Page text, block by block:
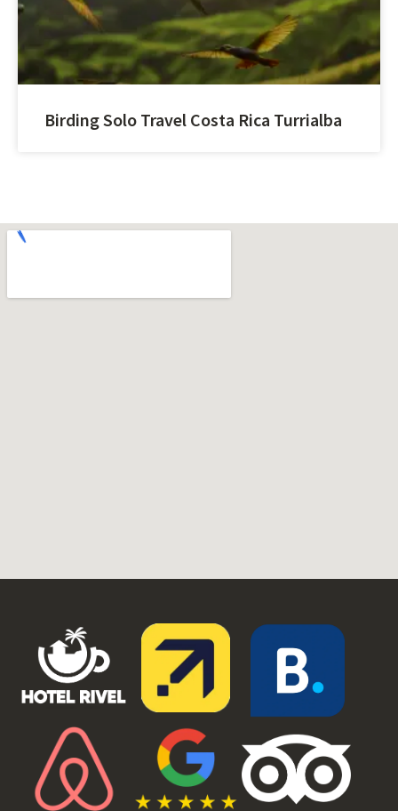
Birding Solo Travel Costa Rica Turrialba